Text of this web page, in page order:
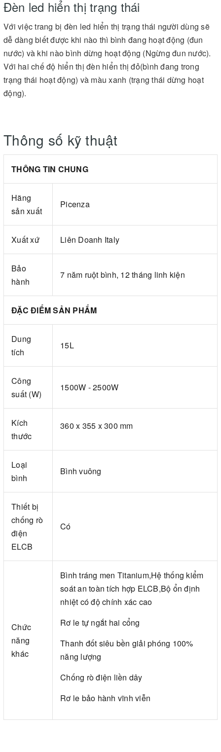
Đèn led hiển thị trạng thái
Với việc trang bị đèn led hiển thị trạng thái người dùng sẽ
dễ dàng biết được khi nào thì bình đang hoạt động (đun
nước) và khi nào bình dừng hoạt động (Ngừng đun nước).
Với hai chế độ hiển thị đèn hiển thị đỏ(bình đang trong
trạng thái hoạt động) và màu xanh (trạng thái dừng hoạt
động).
Thông số kỹ thuật
THÔNG TIN CHUNG
Hãng
sản xuất
Picenza
Xuất xứ Liên Doanh Italy
Bảo
hành
7 năm ruột bình, 12 tháng linh kiện
ĐẶC ĐIỂM SẢN PHẨM
Dung
tích
15L
Công
suất (W)
1500W - 2500W
Kích
thước
360 x 355 x 300 mm
Loại
bình
Bình vuông
Thiết bị
chống rò
điện
ELCB
Có
Chức
năng
khác
Bình tráng men Titanium,Hệ thống kiểm
soát an toàn tích hợp ELCB,Bộ ổn định
nhiệt có độ chính xác cao
Rơ le tự ngắt hai cổng
Thanh đốt siêu bền giải phóng 100%
năng lượng
Chống rò điện liền dây
Rơ le bảo hành vĩnh viễn